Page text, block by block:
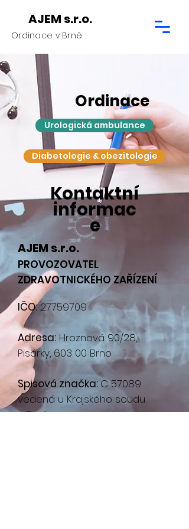
AJEM s.r.o.
Ordinace v Brně
Ordinace
Kontaktní
informac
e
AJEM s.r.o.
PROVOZOVATEL
ZDRAVOTNICKÉHO ZAŘÍZENÍ
IČO: 27759709
Adresa: Hroznová 90/28,
Pisárky, 603 00 Brno
Spisová značka: C 57089
vedená u Krajského soudu
v Brně
Urologická ambulance
Diabetologie & obezitologie